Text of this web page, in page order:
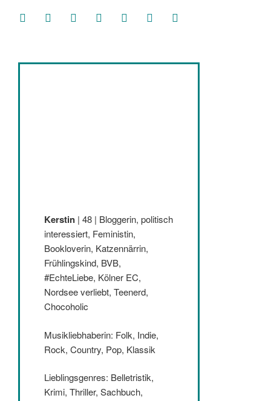
facebooksoundcloud
twitter mastodoninstagramthreads goodreads
Kerstin | 48 | Bloggerin, politisch
interessiert, Feministin,
Bookloverin, Katzennärrin,
Frühlingskind, BVB,
#EchteLiebe, Kölner EC,
Nordsee verliebt, Teenerd,
Chocoholic
Musikliebhaberin: Folk, Indie,
Rock, Country, Pop, Klassik
Lieblingsgenres: Belletristik,
Krimi, Thriller, Sachbuch,